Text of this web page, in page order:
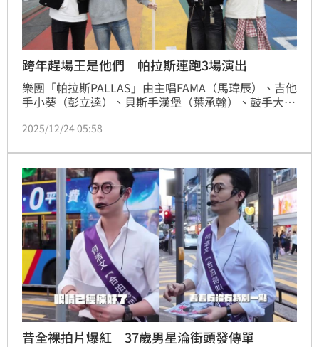
跨年趕場王是他們 帕拉斯連跑3場演出
樂團「帕拉斯PALLAS」由主唱FAMA（馬瑋辰）、吉他
手小葵（彭立逵）、貝斯手漢堡（葉承翰）、鼓手大寶
Falling Down to Heaven》。成軍1年迅速走紅的他
紮實實成為2026「跨年王」。
2025/12/24 05:58
昔全裸拍片爆紅 37歲男星淪街頭發傳單